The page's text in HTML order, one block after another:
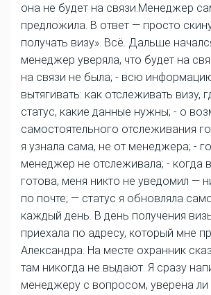
она не будет на связи.Менеджер
предложила. В ответ — просто
получать визу». Всё. Дальше
менеджер уверяла, что будет на
на связи не была; - всю
вытягивать: как отслеживать визу,
статус, какие данные нужны; - о
самостоятельного отслеживания
я узнала сама, не от менеджера; -
менеджер не отслеживала; - когда
готова, меня никто не уведомил —
по почте; — статус я обновляла
каждый день. В день получения
приехала по адресу, который мне
Александра. На месте охранник
там никогда не выдают. Я сразу
менеджеру с вопросом, уверена ли